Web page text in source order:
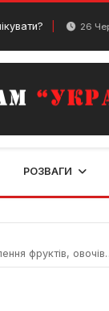
26 Червня, 2024
РОЗВАГИ
овочів, ягід та грибів